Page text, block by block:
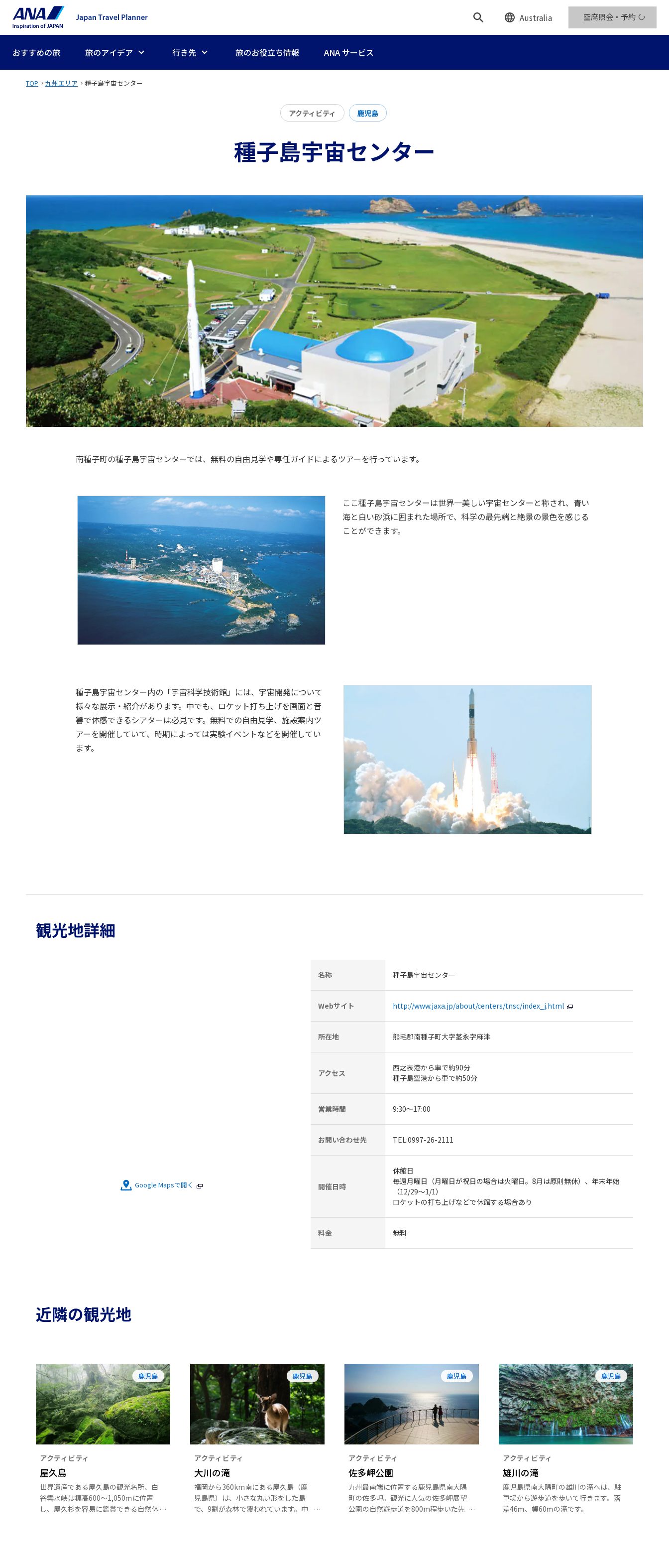
Australia 空席照会・予約
おすすめの旅 旅のアイデア 行き先 旅のお役立ち情報 ANA サービス
TOP 九州エリア 種子島宇宙センター
アクティビティ 鹿児島
種子島宇宙センター
南種子町の種子島宇宙センターでは、無料の自由見学や専任ガイドによるツアーを行っています。
ここ種子島宇宙センターは世界一美しい宇宙センターと称され、青い
海と白い砂浜に囲まれた場所で、科学の最先端と絶景の景色を感じる
ことができます。
種子島宇宙センター内の「宇宙科学技術館」には、宇宙開発について
様々な展示・紹介があります。中でも、ロケット打ち上げを画面と音
響で体感できるシアターは必見です。無料での自由見学、施設案内ツ
アーを開催していて、時期によっては実験イベントなどを開催してい
ます。
観光地詳細
Google Mapsで開く
名称 種子島宇宙センター
Webサイト http://www.jaxa.jp/about/centers/tnsc/index_j.html
所在地 熊毛郡南種子町大字茎永字麻津
アクセス
西之表港から車で約90分
種子島空港から車で約50分
営業時間 9:30～17:00
お問い合わせ先 TEL:0997-26-2111
開催日時
休館日
毎週月曜日（月曜日が祝日の場合は火曜日。8月は原則無休）、年末年始
（12/29～1/1）
ロケットの打ち上げなどで休館する場合あり
料金 無料
近隣の観光地
鹿児島
アクティビティ
屋久島
世界遺産である屋久島の観光名所、白
谷雲水峡は標高600～1,050ｍに位置
し、屋久杉を容易に鑑賞できる自然休
鹿児島
アクティビティ
大川の滝
福岡から360km南にある屋久島（鹿
児島県）は、小さな丸い形をした島
で、9割が森林で覆われています。中
鹿児島
アクティビティ
佐多岬公園
九州最南端に位置する鹿児島県南大隅
町の佐多岬。観光に人気の佐多岬展望
公園の自然遊歩道を800m程歩いた先
鹿児島
アクティビティ
雄川の滝
鹿児島県南大隅町の雄川の滝へは、駐
車場から遊歩道を歩いて行きます。落
差46ｍ、幅60ｍの滝です。